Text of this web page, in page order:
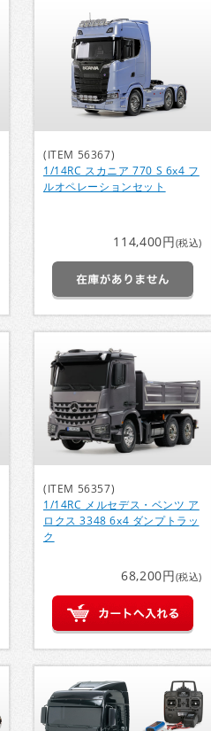
(ITEM 56367)
1/14RC スカニア 770 S 6x4 フ
ルオペレーションセット
114,400円(税込)
(ITEM 56357)
1/14RC メルセデス・ベンツ ア
ロクス 3348 6x4 ダンプトラッ
ク
68,200円(税込)